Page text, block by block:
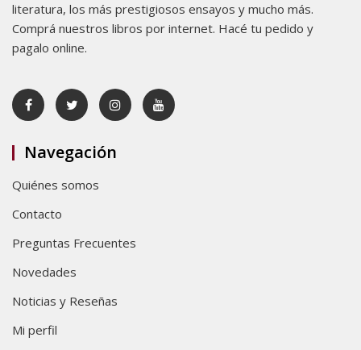
literatura, los más prestigiosos ensayos y mucho más.
Comprá nuestros libros por internet. Hacé tu pedido y
pagalo online.
Navegación
Quiénes somos
Contacto
Preguntas Frecuentes
Novedades
Noticias y Reseñas
Mi perfil